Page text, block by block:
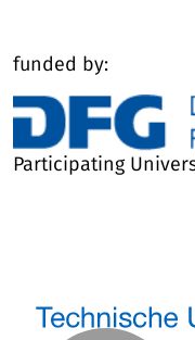
Participating
funded by: